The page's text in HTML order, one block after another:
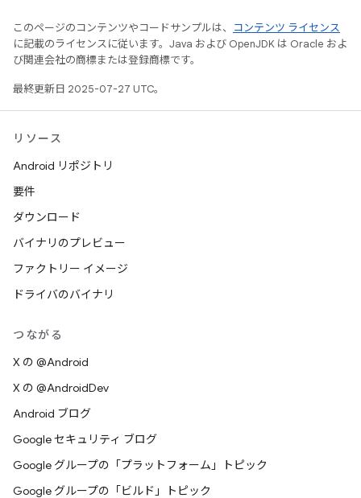
このページのコンテンツやコードサンプルは、
コンテンツ ライセンス
に記載のライセンスに従います。Java および OpenJDK は Oracle およ
び関連会社の商標または登録商標です。
最終更新日 2025-07-27 UTC。
リソース
Android リポジトリ
要件
ダウンロード
バイナリのプレビュー
ファクトリー イメージ
ドライバのバイナリ
つながる
X の @Android
X の @AndroidDev
Android ブログ
Google セキュリティ ブログ
Google グループの「プラットフォーム」トピック
Google グループの「ビルド」トピック